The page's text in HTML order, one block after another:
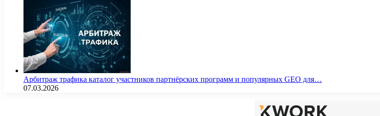
Арбитраж трафика каталог участников партнёрских программ и популярных GEO для…
07.03.2026